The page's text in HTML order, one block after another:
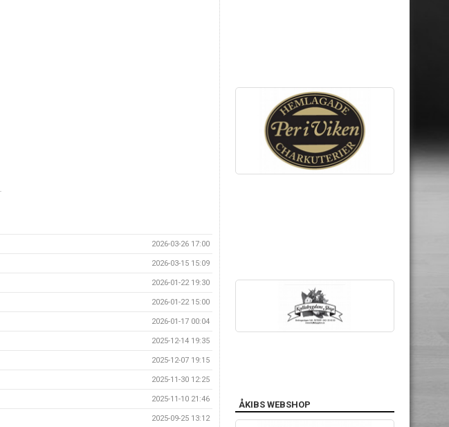
2026-03-26 17:00
2026-03-15 15:09
2026-01-22 19:30
2026-01-22 15:00
2026-01-17 00:04
2025-12-14 19:35
2025-12-07 19:15
2025-11-30 12:25
2025-11-10 21:46
2025-09-25 13:12
ÅKIBS WEBSHOP